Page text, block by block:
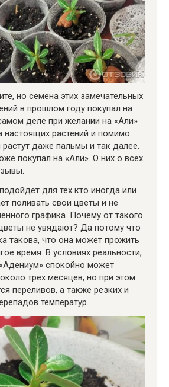
но семена этих замечательных
в прошлом году покупал на
деле при желании на «Али»
растений и помимо
даже пальмы и так далее.
покупал на «Али». О них о всех
для тех кто иногда или
поливать свои цветы и не
графика. Почему от такого
не увядают? Да потому что
такова, что она может прожить
время. В условиях реальности,
спокойно может
трех месяцев, но при этом
переливов, а также резких и
температур.